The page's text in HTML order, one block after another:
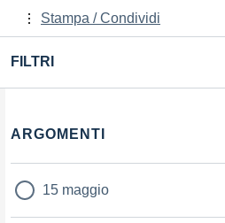
Stampa / Condividi
FILTRI
ARGOMENTI
15 maggio